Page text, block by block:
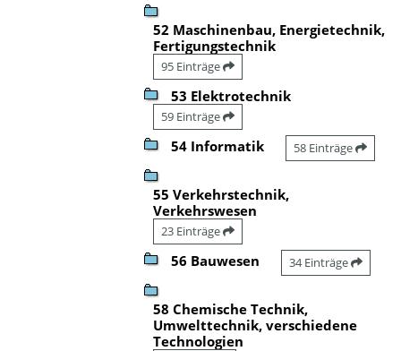
52 Maschinenbau, Energietechnik,
Fertigungstechnik
95 Einträge
53 Elektrotechnik
59 Einträge
54 Informatik 58 Einträge
55 Verkehrstechnik,
Verkehrswesen
23 Einträge
56 Bauwesen 34 Einträge
58 Chemische Technik,
Umwelttechnik, verschiedene
Technologien